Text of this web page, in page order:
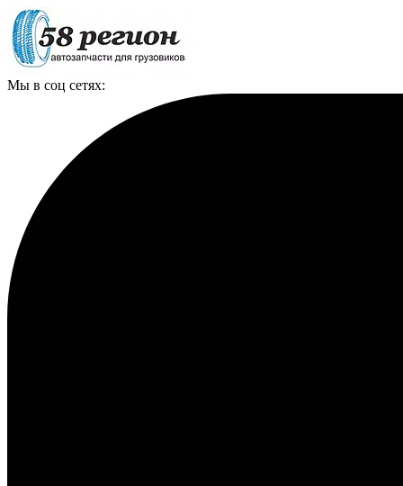
Мы в соц сетях: